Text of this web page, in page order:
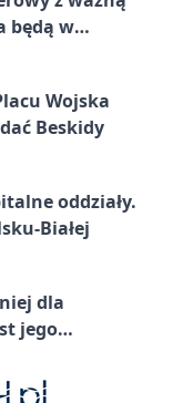
będą w
Wojska
Beskidy
oddziały.
Białej
dla
jego